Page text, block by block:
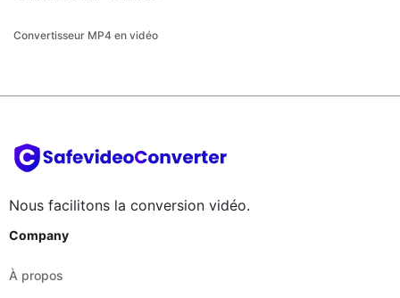
Convertisseur MP4 en vidéo
Nous facilitons la conversion vidéo.
Company
À propos